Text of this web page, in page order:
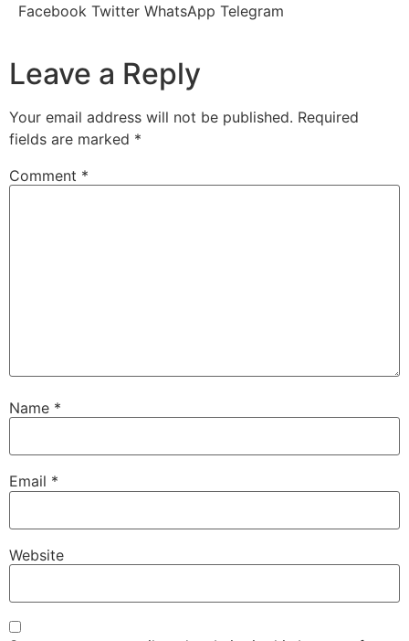
Facebook Twitter WhatsApp Telegram
Leave a Reply
Your email address will not be published. Required
fields are marked *
Comment *
Name *
Email *
Website